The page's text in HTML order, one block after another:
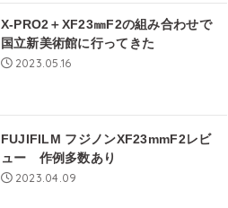
X-PRO2＋XF23㎜F2の組み合わせで
国立新美術館に行ってきた
2023.05.16
FUJIFILM フジノンXF23mmF2レビ
ュー 作例多数あり
2023.04.09